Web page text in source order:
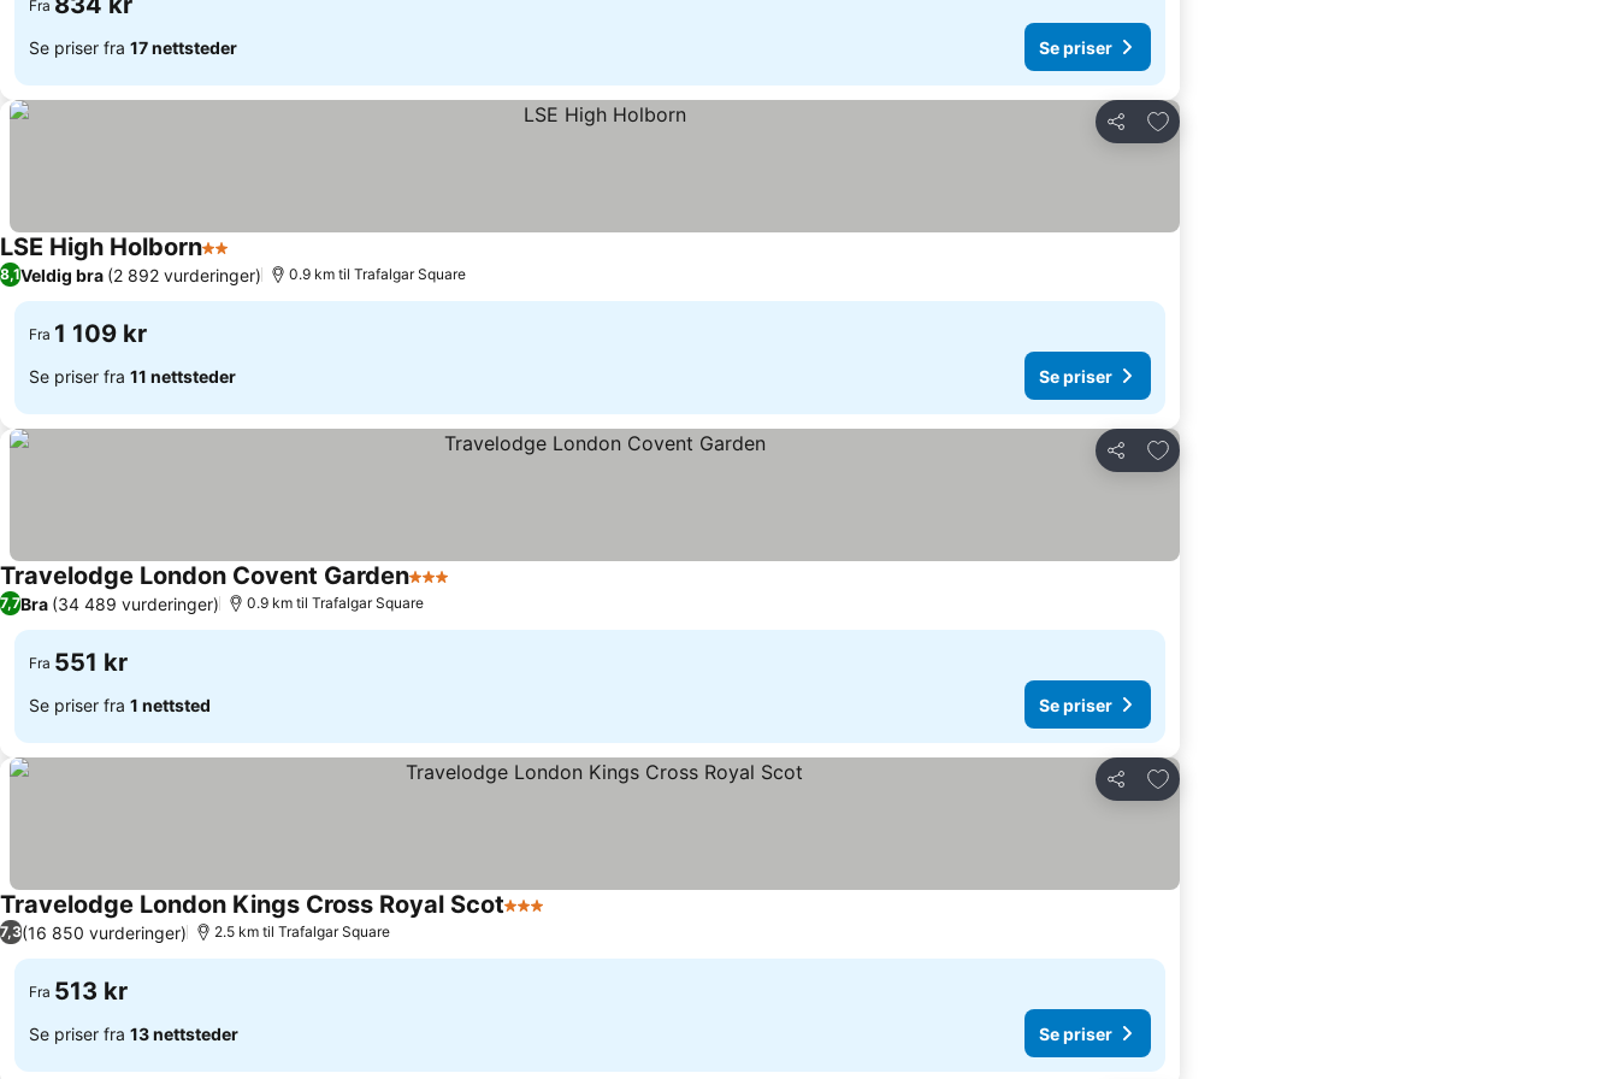
Fra
Se priser fra 17 nettsteder Se priser
Del
Legg til i favoritter
LSE High Holborn2 Stjerner
Se priser
8,1Veldig bra (2 892 vurderinger) 0.9 km til Trafalgar Square
Fra 1 109 kr
Se priser fra 11 nettsteder Se priser
Del
Legg til i favoritter
Travelodge London Covent Garden3 Stjerner
7,7Bra (34 489 vurderinger) 0.9 km til Trafalgar Square
Fra 551 kr
Se priser fra 1 nettsted Se priser
Del
Legg til i favoritter
Travelodge London Kings Cross Royal Scot3 Stjerner
7,3(16 850 vurderinger) 2.5 km til Trafalgar Square
Fra 513 kr
Se priser fra 13 nettsteder Se priser